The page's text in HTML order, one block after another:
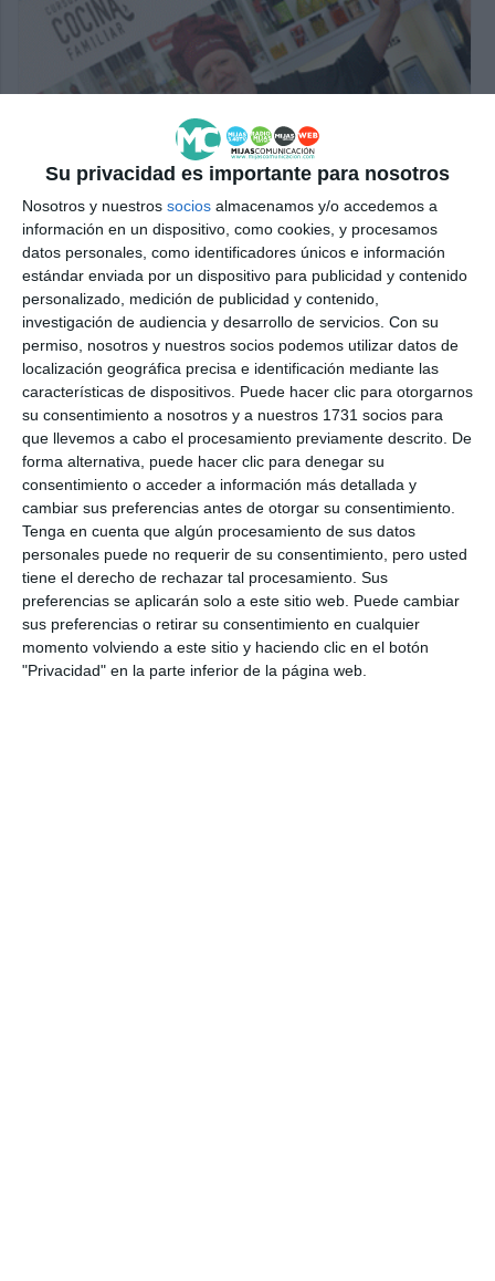
Su privacidad es importante para nosotros
Nosotros y nuestros socios almacenamos y/o accedemos a
información en un dispositivo, como cookies, y procesamos
datos personales, como identificadores únicos e información
estándar enviada por un dispositivo para publicidad y contenido
personalizado, medición de publicidad y contenido,
investigación de audiencia y desarrollo de servicios. Con su
permiso, nosotros y nuestros socios podemos utilizar datos de
localización geográfica precisa e identificación mediante las
características de dispositivos. Puede hacer clic para otorgarnos
su consentimiento a nosotros y a nuestros 1731 socios para
que llevemos a cabo el procesamiento previamente descrito. De
forma alternativa, puede hacer clic para denegar su
consentimiento o acceder a información más detallada y
cambiar sus preferencias antes de otorgar su consentimiento.
Tenga en cuenta que algún procesamiento de sus datos
personales puede no requerir de su consentimiento, pero usted
tiene el derecho de rechazar tal procesamiento. Sus
preferencias se aplicarán solo a este sitio web. Puede cambiar
sus preferencias o retirar su consentimiento en cualquier
momento volviendo a este sitio y haciendo clic en el botón
"Privacidad" en la parte inferior de la página web.